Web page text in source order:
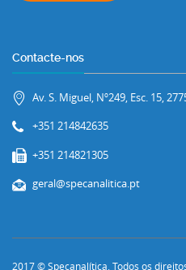
Contacte-nos
Av. S. Miguel, Nº249, Esc. 15,
+351 214842635
+351 214821305
geral@specanalitica.pt
2017 © Specanalítica. Todos os